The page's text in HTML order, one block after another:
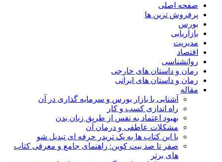
صفحه اصلی
پرفروش ترین ها
بورس
بازاریابی
مدیریت
اقتصاد
روانشناسی
رمان و داستان های خارجی
رمان و داستان های ایرانی
مقاله
آشنایی با بازار بورس و سرمایه گذاری در آن
راه اندازی کسب و کار
بهبود اعتماد به نفس از طریق زبان بدن
مشکلات عاطفی و درمان آن
با این کتاب ها به یک تریدر حرفه ای تبدیل شو
صفر تا صد بیت کوین: راهنمای جامع و معرفی کتاب
های برتر